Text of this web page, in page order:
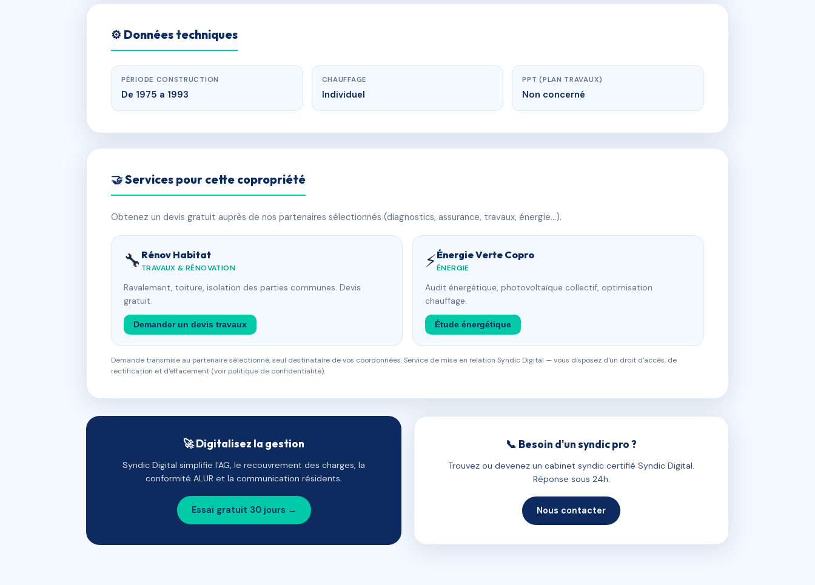
⚙️ Données techniques
PÉRIODE CONSTRUCTION
De 1975 a 1993
CHAUFFAGE
Individuel
PPT (PLAN TRAVAUX)
Non concerné
🤝 Services pour cette copropriété
Obtenez un devis gratuit auprès de nos partenaires sélectionnés (diagnostics, assurance, travaux, énergie…).
🔧 Rénov Habitat
TRAVAUX & RÉNOVATION
Ravalement, toiture, isolation des parties communes. Devis
gratuit.
Demander un devis travaux
⚡Énergie Verte Copro
ÉNERGIE
Audit énergétique, photovoltaïque collectif, optimisation
chauffage.
Étude énergétique
Demande transmise au partenaire sélectionné, seul destinataire de vos coordonnées. Service de mise en relation Syndic Digital — vous disposez d'un droit d'accès, de
rectification et d'effacement (voir politique de confidentialité).
🚀 Digitalisez la gestion
Syndic Digital simplifie l'AG, le recouvrement des charges, la
conformité ALUR et la communication résidents.
Essai gratuit 30 jours →
📞 Besoin d'un syndic pro ?
Trouvez ou devenez un cabinet syndic certifié Syndic Digital.
Réponse sous 24h.
Nous contacter